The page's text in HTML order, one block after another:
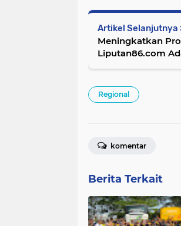
Artikel Selanjutnya
Meningkatkan
Liputan86.com
Regional
komentar
Berita Terkait